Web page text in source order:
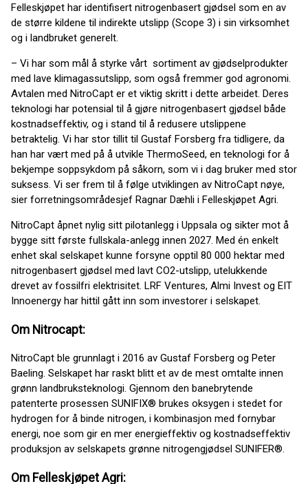
Felleskjøpet har identifisert nitrogenbasert gjødsel som en av
de større kildene til indirekte utslipp (Scope 3) i sin virksomhet
og i landbruket generelt.
– Vi har som mål å styrke vårt sortiment av gjødselprodukter
med lave klimagassutslipp, som også fremmer god agronomi.
Avtalen med NitroCapt er et viktig skritt i dette arbeidet. Deres
teknologi har potensial til å gjøre nitrogenbasert gjødsel både
kostnadseffektiv, og i stand til å redusere utslippene
betraktelig. Vi har stor tillit til Gustaf Forsberg fra tidligere, da
han har vært med på å utvikle ThermoSeed, en teknologi for å
bekjempe soppsykdom på såkorn, som vi i dag bruker med stor
suksess. Vi ser frem til å følge utviklingen av NitroCapt nøye,
sier forretningsområdesjef Ragnar Dæhli i Felleskjøpet Agri.
NitroCapt åpnet nylig sitt pilotanlegg i Uppsala og sikter mot å
bygge sitt første fullskala-anlegg innen 2027. Med én enkelt
enhet skal selskapet kunne forsyne opptil 80 000 hektar med
nitrogenbasert gjødsel med lavt CO2-utslipp, utelukkende
drevet av fossilfri elektrisitet. LRF Ventures, Almi Invest og EIT
Innoenergy har hittil gått inn som investorer i selskapet.
Om Nitrocapt:
NitroCapt ble grunnlagt i 2016 av Gustaf Forsberg og Peter
Baeling. Selskapet har raskt blitt et av de mest omtalte innen
grønn landbruksteknologi. Gjennom den banebrytende
patenterte prosessen SUNIFIX® brukes oksygen i stedet for
hydrogen for å binde nitrogen, i kombinasjon med fornybar
energi, noe som gir en mer energieffektiv og kostnadseffektiv
produksjon av selskapets grønne nitrogengjødsel SUNIFER®.
Om Felleskjøpet Agri: